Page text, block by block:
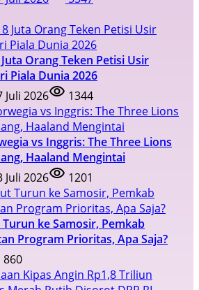
Orang Teken Petisi Usir
Piala Dunia 2026
Juli 2026 1344
vs Inggris: The Three Lions
Haaland Mengintai
Juli 2026 1201
Turun ke Samosir, Pemkab
Program Prioritas, Apa Saja?
860